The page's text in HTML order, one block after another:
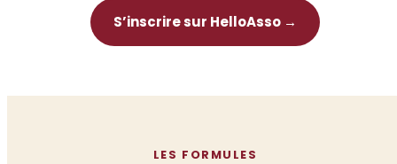
S’inscrire sur HelloAsso →
LES FORMULES